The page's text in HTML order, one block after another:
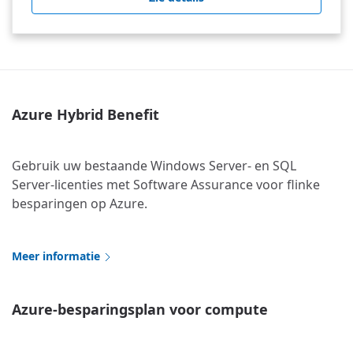
Azure Hybrid Benefit
Gebruik uw bestaande Windows Server- en SQL
Server-licenties met Software Assurance voor flinke
besparingen op Azure.
Meer informatie
Azure-besparingsplan voor compute